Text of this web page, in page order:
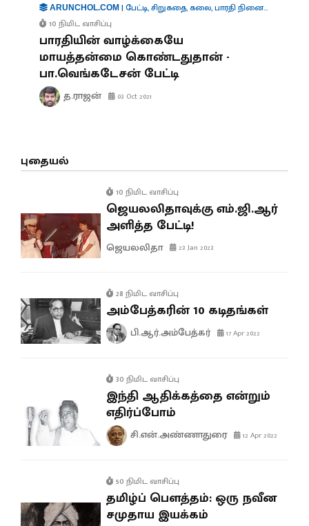
ARUNCHOL.COM |பேட்டி,சிறுகதை,கலை,பாரதி நினைவு நூற்றாண்டு
10 நிமிட வாசிப்பு
பாரதியின் வாழ்க்கையே
மாயத்தன்மை கொண்டதுதான் -
பா.வெங்கடேசன் பேட்டி
த.ராஜன் 03 Oct 2021
புதையல்
10 நிமிட வாசிப்பு
ஜெயலலிதாவுக்கு எம்.ஜி.ஆர்
அளித்த பேட்டி!
ஜெயலலிதா 23 Jan 2023
28 நிமிட வாசிப்பு
அம்பேத்கரின் 10 கடிதங்கள்
பி.ஆர்.அம்பேத்கர் 17 Apr 2022
30 நிமிட வாசிப்பு
இந்தி ஆதிக்கத்தை என்றும்
எதிர்ப்போம்
சி.என்.அண்ணாதுரை 12 Apr 2022
50 நிமிட வாசிப்பு
தமிழ்ப் பௌத்தம்: ஒரு நவீன
சமுதாய இயக்கம்